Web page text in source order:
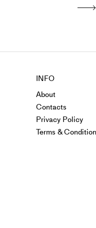
INFO
About
Contacts
Privacy Policy
Terms &